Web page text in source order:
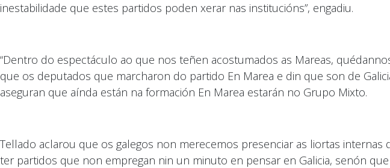
inestabilidade que estes partidos poden xerar nas institucións”, engadiu.
“Dentro do espectáculo ao que nos teñen acostumados as Mareas,
que os deputados que marcharon do partido En Marea e din que son de
aseguran que aínda están na formación En Marea estarán no Grupo Mixto.
Tellado aclarou que os galegos non merecemos presenciar as liortas
ter partidos que non empregan nin un minuto en pensar en Galicia, senón